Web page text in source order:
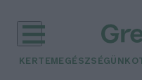
KERTEM EGÉSZSÉGÜNK